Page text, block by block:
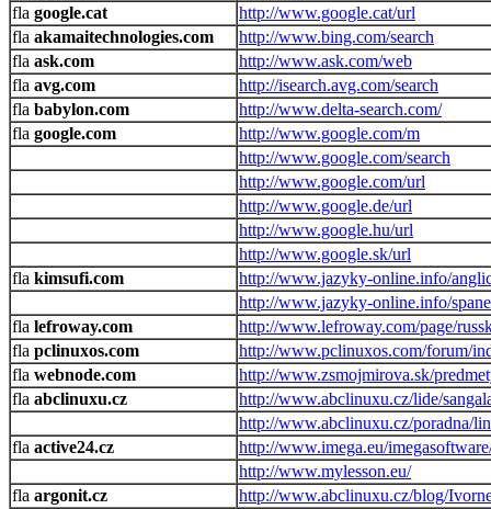
google.cat
http://www.google.cat/url
akamaitechnologies.com
http://www.bing.com/search
ask.com
http://www.ask.com/web
avg.com
http://isearch.avg.com/search
babylon.com
http://www.delta-search.com/
google.com
http://www.google.com/m
http://www.google.com/search
http://www.google.com/url
http://www.google.de/url
http://www.google.hu/url
http://www.google.sk/url
kimsufi.com
http://www.jazyky-online.info/
http://www.jazyky-online.info/
lefroway.com
http://www.lefroway.com/page/
pclinuxos.com
http://www.pclinuxos.com/forum/
webnode.com
http://www.zsmojmirova.sk/
abclinuxu.cz
http://www.abclinuxu.cz/lide/
http://www.abclinuxu.cz/poradna/
active24.cz
http://www.imega.eu/
http://www.mylesson.eu/
argonit.cz
http://www.abclinuxu.cz/blog/